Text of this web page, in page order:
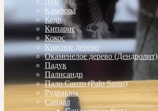
Камфора
Кедр
Кипарис
Кокос
Красное дерево
Окаменелое дерево (Дендролит)
Падук
Палисандр
Пало Санто (Palo Santo)
Рудракша
Сандал